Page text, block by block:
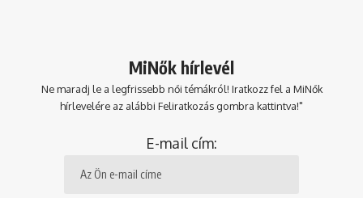
MiNők hírlevél
Ne maradj le a legfrissebb női témákról! Iratkozz fel a MiNők
hírlevelére az alábbi Feliratkozás gombra kattintva!"
E-mail cím: